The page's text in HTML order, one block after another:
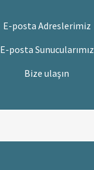
E-posta Adreslerimiz
E-posta Sunucularımız
Bize ulaşın